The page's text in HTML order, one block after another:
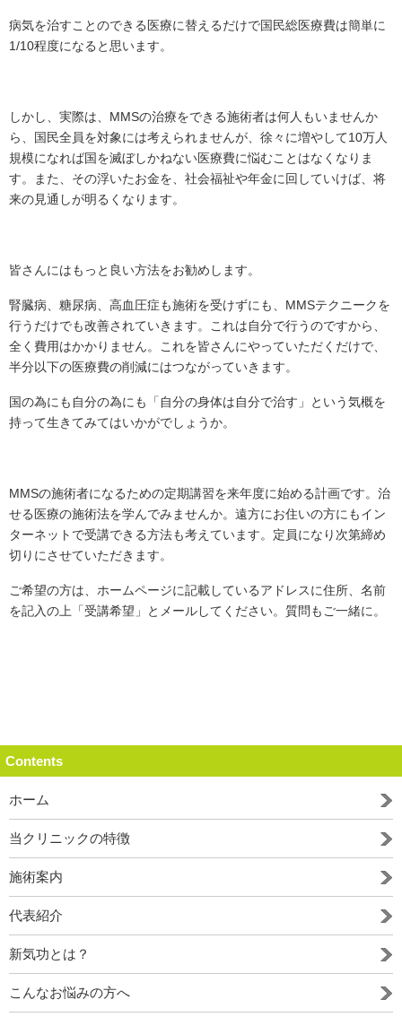
病気を治すことのできる医療に替えるだけで国民総医療費は簡単に
1/10程度になると思います。
しかし、実際は、MMSの治療をできる施術者は何人もいませんか
ら、国民全員を対象には考えられませんが、徐々に増やして10万人
規模になれば国を滅ぼしかねない医療費に悩むことはなくなりま
す。また、その浮いたお金を、社会福祉や年金に回していけば、将
来の見通しが明るくなります。
皆さんにはもっと良い方法をお勧めします。
腎臓病、糖尿病、高血圧症も施術を受けずにも、MMSテクニークを
行うだけでも改善されていきます。これは自分で行うのですから、
全く費用はかかりません。これを皆さんにやっていただくだけで、
半分以下の医療費の削減にはつながっていきます。
国の為にも自分の為にも「自分の身体は自分で治す」という気概を
持って生きてみてはいかがでしょうか。
ММSの施術者になるための定期講習を来年度に始める計画です。治
せる医療の施術法を学んでみませんか。遠方にお住いの方にもイン
ターネットで受講できる方法も考えています。定員になり次第締め
切りにさせていただきます。
ご希望の方は、ホームページに記載しているアドレスに住所、名前
を記入の上「受講希望」とメールしてください。質問もご一緒に。
Contents
ホーム
当クリニックの特徴
施術案内
代表紹介
新気功とは？
こんなお悩みの方へ